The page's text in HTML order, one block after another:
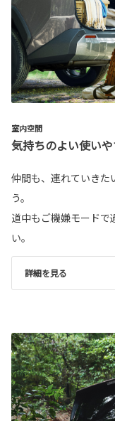
室内空間
気持ちのよい使い
仲間も、連れていきた
う。
道中もご機嫌モードで
い。
詳細を見る